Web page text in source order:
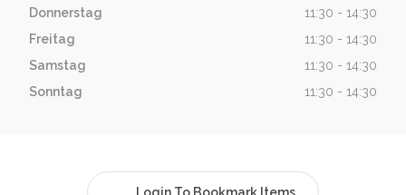
Donnerstag
11:30 - 14:30
Freitag
11:30 - 14:30
Samstag
11:30 - 14:30
Sonntag
11:30 - 14:30